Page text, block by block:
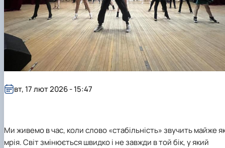
Гурток "Декоративна флористика"
Прес-студія "Ідеал"
Інструментальний ансамбль "Дивосвіт"
Мистецька студія "Вовняні мрії"
Тріо "ТоНіка"
Ми живемо в час, коли слово «стабільність» звучить майже
мрія. Світ змінюється швидко і не завжди в той бік, у який
вт, 17 лют 2026 - 15:47